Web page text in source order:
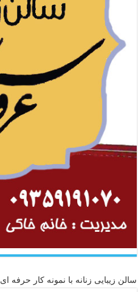
سالن زیبایی زنانه با نمونه کار حرفه ای